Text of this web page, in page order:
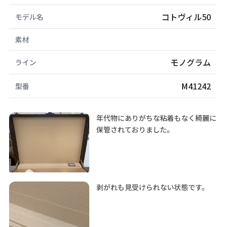
モデル名 コトヴィル50
素材
ライン モノグラム
型番 M41242
年代物にありがちな粘着もなく綺麗に
保管されておりました。
剥がれも見受けられない状態です。